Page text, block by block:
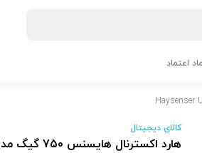
اعتماد
کالای دیجیتال
هارد اکسترنال هایسنس 750 گیگ مدل Haysenser USB 3.0